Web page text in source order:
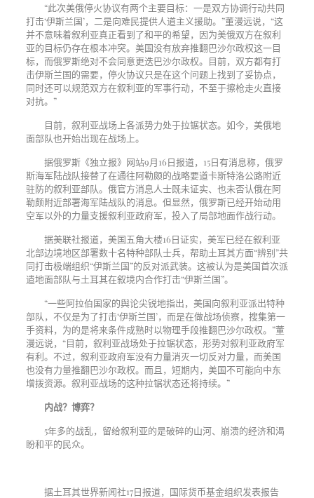
“此次美俄停火协议有两个主要目标：一是双方协调行动共同
打击‘伊斯兰国’，二是向难民提供人道主义援助。”董漫远说，“这
并不意味着叙利亚真正看到了和平的希望，因为美俄双方在叙利
亚的目标仍存在根本冲突。美国没有放弃推翻巴沙尔政权这一目
标，而俄罗斯绝对不会同意更迭巴沙尔政权。目前，双方都有打
击伊斯兰国的需要，停火协议只是在这个问题上找到了妥协点，
同时还可以规范双方在叙利亚的军事行动，不至于擦枪走火直接
对抗。”
目前，叙利亚战场上各派势力处于拉锯状态。如今，美俄地
面部队也开始出现在战场上。
据俄罗斯《独立报》网站9月16日报道， 15日有消息称，俄罗
斯海军陆战队接替了在通往阿勒颇的战略要道卡斯特洛公路附近
驻防的叙利亚部队。俄官方消息人士既未证实、也未否认俄在阿
勒颇附近部署海军陆战队的消息。但显然，俄罗斯已经开始动用
空军以外的力量支援叙利亚政府军，投入了局部地面作战行动。
据美联社报道，美国五角大楼16日证实，美军已经在叙利亚
北部边境地区部署数十名特种部队士兵，帮助土耳其方面“辨别”共
同打击极端组织“伊斯兰国”的反对派武装。这被认为是美国首次派
遣地面部队与土耳其在叙境内合作打击“伊斯兰国”。
“一些阿拉伯国家的舆论尖锐地指出，美国向叙利亚派出特种
部队，不仅是为了打击‘伊斯兰国’，而是在做战场侦察，搜集第一
手资料，为的是将来条件成熟时以物理手段推翻巴沙尔政权。”董
漫远说，“目前，叙利亚战场处于拉锯状态，形势对叙利亚政府军
有利。不过，叙利亚政府军没有力量消灭一切反对力量，而美国
也没有力量推翻巴沙尔政权。而且，短期内，美国不可能向中东
增拨资源。叙利亚战场的这种拉锯状态还将持续。”
内战？博弈？
5年多的战乱，留给叙利亚的是破碎的山河、崩溃的经济和渴
盼和平的民众。
据土耳其世界新闻社17日报道，国际货币基金组织发表报告